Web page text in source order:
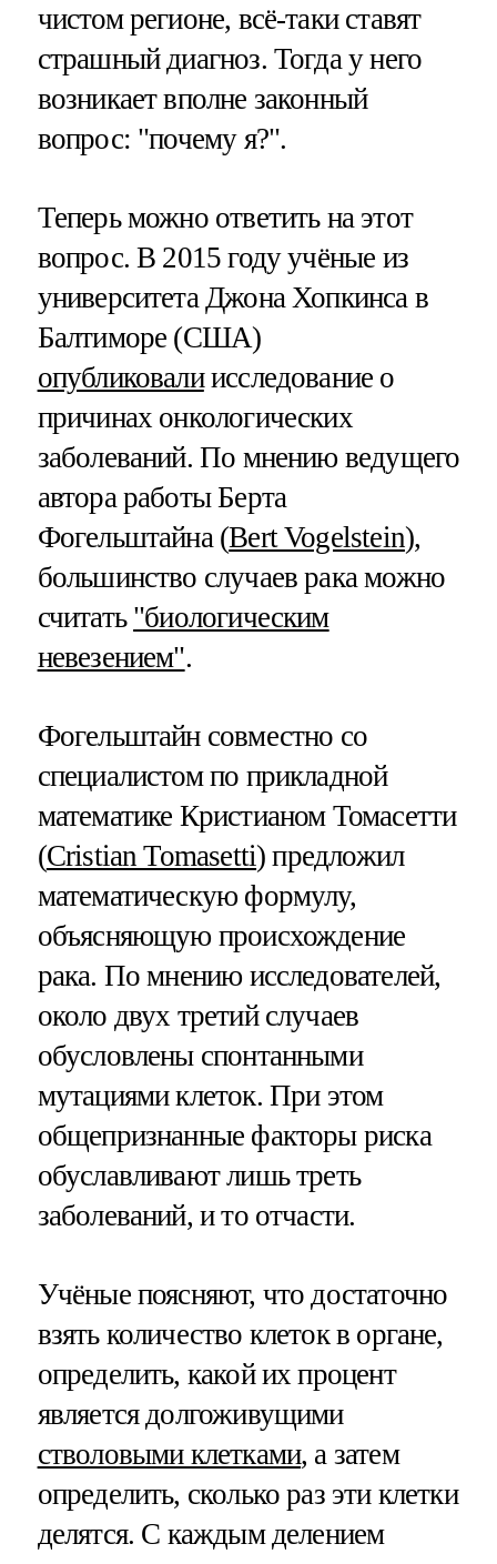
чистом регионе, всё-таки ставят
страшный диагноз. Тогда у него
возникает вполне законный
вопрос: "почему я?".
Теперь можно ответить на этот
вопрос. В 2015 году учёные из
университета Джона Хопкинса в
Балтиморе (США)
опубликовалиисследование о
причинах онкологических
заболеваний. По мнению ведущего
автора работы Берта
Фогельштайна (Bert Vogelstein),
большинство случаев рака можно
считать "биологическим
невезением".
Фогельштайн совместно со
специалистом по прикладной
математике Кристианом Томасетти
(Cristian Tomasetti) предложил
математическую формулу,
объясняющую происхождение
рака. По мнению исследователей,
около двух третий случаев
обусловлены спонтанными
мутациями клеток. При этом
общепризнанные факторы риска
обуславливают лишь треть
заболеваний, и то отчасти.
Учёные поясняют, что достаточно
взять количество клеток в органе,
определить, какой их процент
является долгоживущими
стволовыми клетками, а затем
определить, сколько раз эти клетки
делятся. С каждым делением